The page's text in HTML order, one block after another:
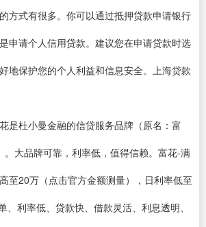
方式有很多。你可以通过抵押贷款申请银行
申请个人信用贷款。建议您在申请贷款时选
地保护您的个人利益和信息安全。上海贷款
是杜小曼金融的信贷服务品牌（原名：富
。大品牌可靠，利率低，值得信赖。富花-满
至20万（点击官方金额测量），日利率低至
、利率低、贷款快、借款灵活、利息透明、